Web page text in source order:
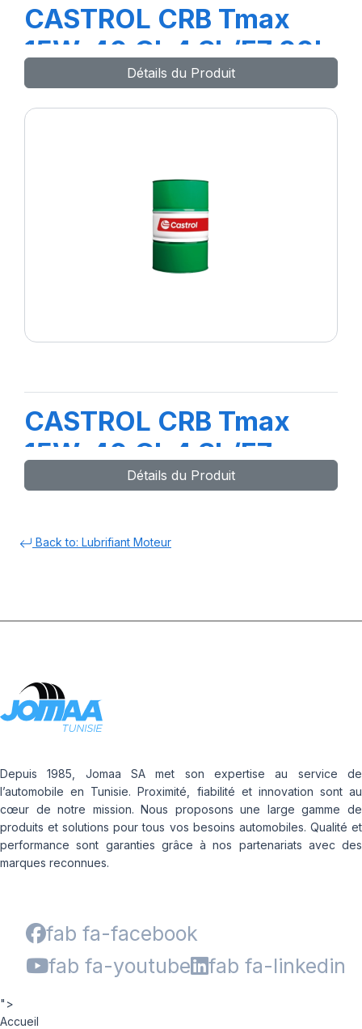
CASTROL CRB Tmax
15W-40 CI-4 SL/E7 20L
(TR)
Détails du Produit
CASTROL CRB Tmax
15W-40 CI-4 SL/E7
208L (TR)Détails du Produit
Back to: Lubrifiant Moteur
Depuis 1985, Jomaa SA met son expertise au service de
l’automobile en Tunisie. Proximité, fiabilité et innovation sont au
cœur de notre mission. Nous proposons une large gamme de
produits et solutions pour tous vos besoins automobiles. Qualité et
performance sont garanties grâce à nos partenariats avec des
marques reconnues.
fab fa-facebook
fab fa-youtube
fab fa-linkedin
">
Accueil